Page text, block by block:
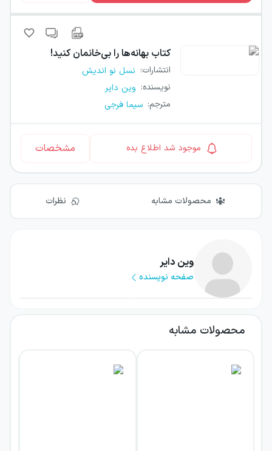
کتاب بهانه‌ها را بی‌خانمان کنید!
انتشارات: نسل نو اندیش
نویسنده: وین دایر
مترجم: سیما فرجی
موجود شد اطلاع بده مشخصات
محصولات مشابه نظرات
وین دایر
صفحه نویسنده
محصولات مشابه